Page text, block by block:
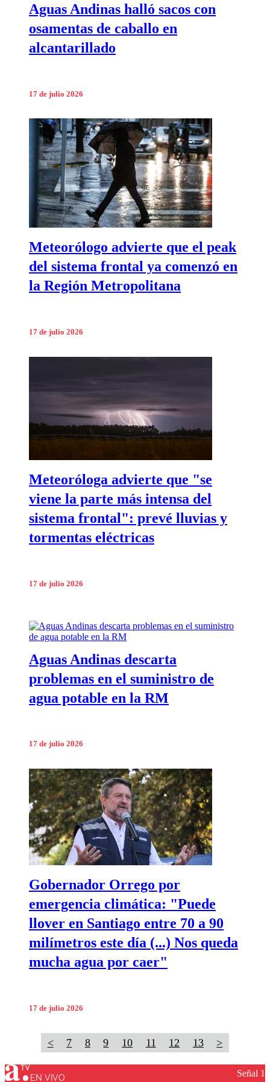
Aguas Andinas halló sacos con
osamentas de caballo en
alcantarillado
17 de julio 2026
Meteorólogo advierte que el peak
del sistema frontal ya comenzó en
la Región Metropolitana
17 de julio 2026
Meteoróloga advierte que "se
viene la parte más intensa del
sistema frontal": prevé lluvias y
tormentas eléctricas
17 de julio 2026
Aguas Andinas descarta
problemas en el suministro de
agua potable en la RM
17 de julio 2026
Gobernador Orrego por
emergencia climática: "Puede
llover en Santiago entre 70 a 90
milímetros este día (...) Nos queda
mucha agua por caer"
17 de julio 2026
< 7 8 9 10 11 12 13 >
EN VIVO Señal 1